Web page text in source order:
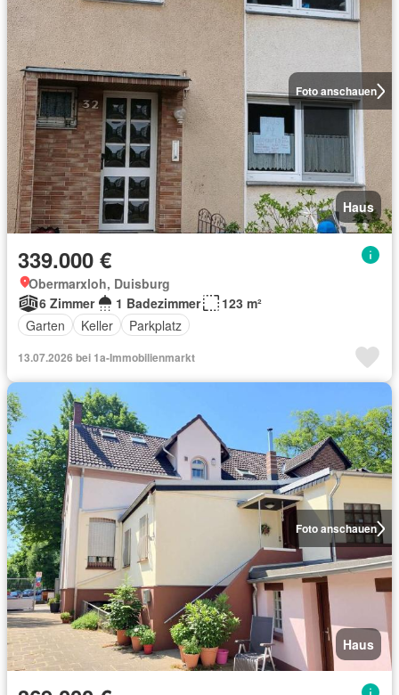
Foto anschauen
Haus
339.000 €
Obermarxloh, Duisburg
6 Zimmer
1 Badezimmer
123 m²
Garten
Keller Parkplatz
13.07.2026 bei 1a-Immobilienmarkt
Foto anschauen
Haus